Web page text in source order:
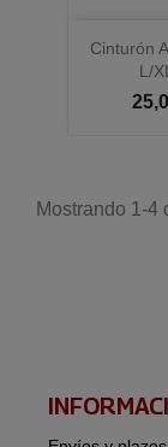
Cinturón
L/
Mostrando 1-4